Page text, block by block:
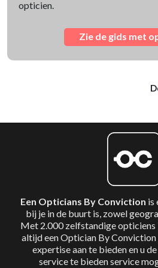
opticien.
Zie de gids met
Een Opticians By Conviction is
bij je in de buurt is, zowel
Met 2.000 zelfstandige opticiens
altijd een Optician By Conviction
expertise aan te bieden en u
service te bieden service